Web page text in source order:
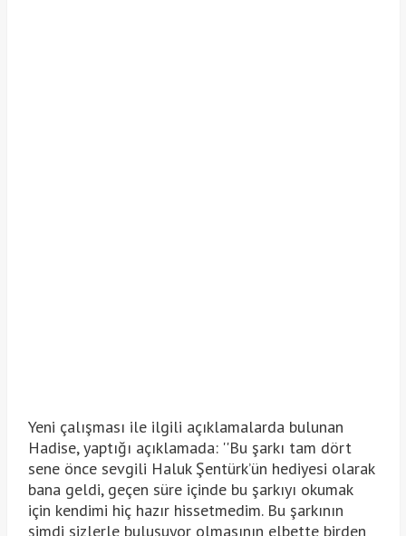
Yeni çalışması ile ilgili açıklamalarda bulunan
Hadise, yaptığı açıklamada: ''Bu şarkı tam dört
sene önce sevgili Haluk Şentürk’ün hediyesi olarak
bana geldi, geçen süre içinde bu şarkıyı okumak
için kendimi hiç hazır hissetmedim. Bu şarkının
şimdi sizlerle buluşuyor olmasının elbette birden